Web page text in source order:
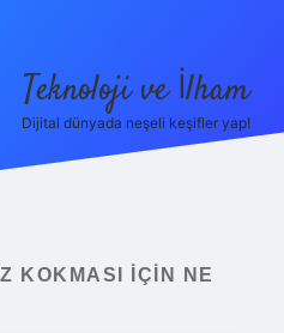
Teknoloji ve İlham
Dijital dünyada neşeli keşifler yap!
KOKMASI IÇIN NE